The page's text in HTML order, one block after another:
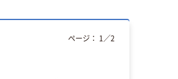
ページ： 1 ／2